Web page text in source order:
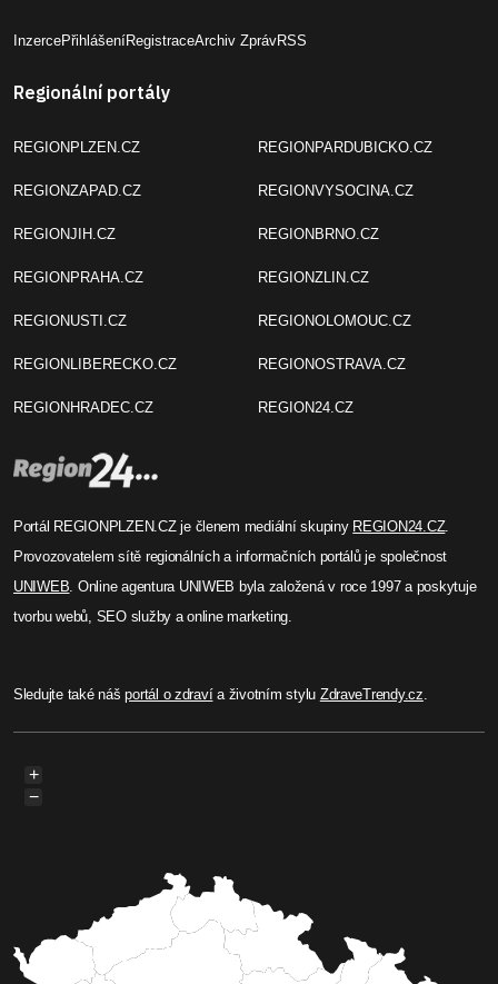
InzercePřihlášeníRegistraceArchiv ZprávRSS
Regionální portály
REGIONPLZEN.CZ
REGIONZAPAD.CZ
REGIONJIH.CZ
REGIONPRAHA.CZ
REGIONUSTI.CZ
REGIONLIBERECKO.CZ
REGIONHRADEC.CZ
REGIONPARDUBICKO.CZ
REGIONVYSOCINA.CZ
REGIONBRNO.CZ
REGIONZLIN.CZ
REGIONOLOMOUC.CZ
REGIONOSTRAVA.CZ
REGION24.CZ
Portál REGIONPLZEN.CZ je členem mediální skupiny REGION24.CZ.
Provozovatelem sítě regionálních a informačních portálů je společnost
UNIWEB. Online agentura UNIWEB byla založená v roce 1997 a poskytuje
tvorbu webů, SEO služby a online marketing.
Sledujte také nášportál o zdravía životním stylu ZdraveTrendy.cz.
+
−